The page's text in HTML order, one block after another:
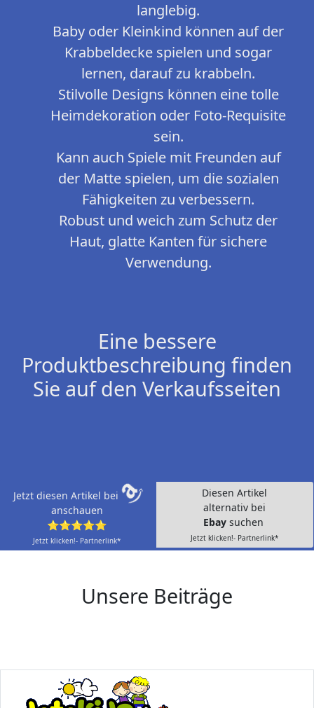
langlebig.
Baby oder Kleinkind können auf der
Krabbeldecke spielen und sogar
lernen, darauf zu krabbeln.
Stilvolle Designs können eine tolle
Heimdekoration oder Foto-Requisite
sein.
Kann auch Spiele mit Freunden auf
der Matte spielen, um die sozialen
Fähigkeiten zu verbessern.
Robust und weich zum Schutz der
Haut, glatte Kanten für sichere
Verwendung.
Eine bessere
Produktbeschreibung finden
Sie auf den Verkaufsseiten
Jetzt diesen Artikel bei
anschauen
⭐⭐⭐⭐⭐
Jetzt klicken!- Partnerlink*
Diesen Artikel
alternativ bei
Ebay suchen
Jetzt klicken!- Partnerlink*
Unsere Beiträge